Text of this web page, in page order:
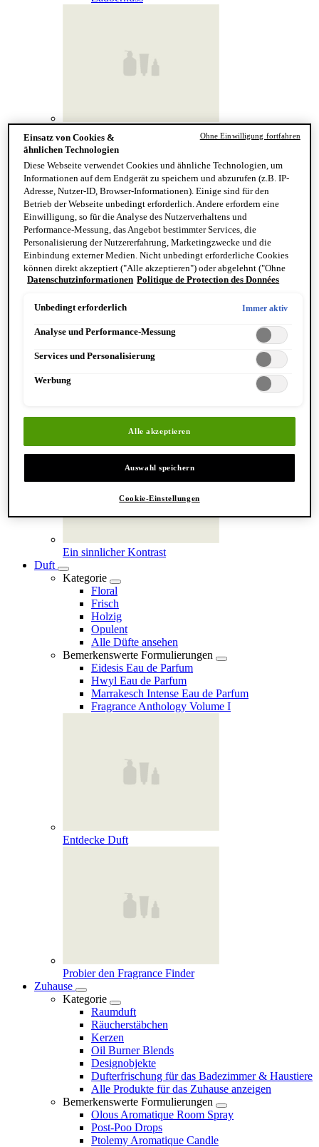
Hand & Körper
Kategorie
Handseife & Balsam
Seife am Stück
Reinigung & Peeling für den Körper
Körperbalsame und Öle
Mundpflege & Deodorants
Alle Hand- und Körperpflegeprodukte anzeigen
Bemerkenswerte Formulierungen
Resurrection Aromatique Hand Wash
Eleos Aromatique Hand Balm
Antithesis Intense Body Cleanser
Entdecken Sie Hand & Körper
Ein sinnlicher Kontrast
Duft
Kategorie
Floral
Frisch
Holzig
Opulent
Alle Düfte ansehen
Bemerkenswerte Formulierungen
Eidesis Eau de Parfum
Hwyl Eau de Parfum
Marrakesch Intense Eau de Parfum
Fragrance Anthology Volume I
Entdecke Duft
Probier den Fragrance Finder
Zuhause
Kategorie
Raumduft
Räucherstäbchen
Kerzen
Oil Burner Blends
Designobjekte
Dufterfrischung für das Badezimmer & Haustiere
Alle Produkte für das Zuhause anzeigen
Bemerkenswerte Formulierungen
Olous Aromatique Room Spray
Post-Poo Drops
Ptolemy Aromatique Candle
Einsatz von Cookies &
ähnlichen Technologien
Diese Webseite verwendet Cookies und ähnliche Technologien, um
Informationen auf dem Endgerät zu speichern und abzurufen (z.B. IP-
Adresse, Nutzer-ID, Browser-Informationen). Einige sind für den
Betrieb der Webseite unbedingt erforderlich. Andere erfordern eine
Einwilligung, so für die Analyse des Nutzerverhaltens und
Performance-Messung, das Angebot bestimmter Services, die
Personalisierung der Nutzererfahrung, Marketingzwecke und die
Einbindung externer Medien. Nicht unbedingt erforderliche Cookies
können direkt akzeptiert ("Alle akzeptieren") oder abgelehnt ("Ohne
Einwilligung fortfahren") werden. Individuelle Anpassungen der
speichern"). Die Auswahl kann jederzeit unter dem Link "Cookie-
Datenschutzinformationen.
Datenschutzinformationen Politique de Protection des Données
Unbedingt erforderlich Immer aktiv
Analyse und Performance-Messung
Services und Personalisierung
Werbung
Alle akzeptieren
Auswahl speichern
Cookie-Einstellungen
Ohne Einwilligung fortfahren